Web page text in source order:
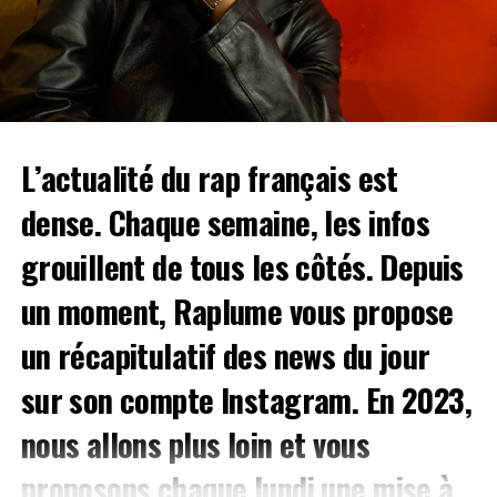
manque, entendre ta voix
me manque, te faire
l’amour me manque »
5 – Jazir x Chanje : Parle moi de love
Récente découverte du côté deRaplume,Chanjenous
JeuneCrack, PLK, ZKR, Doums, Meryl, Khali,
Benjamin Epps, J9ueve, Rounhaa, Luther
BabySolo33. Une très longue liste en simplement deux
jours, les Paradis Artificiels vous donnent rendez-vous à
laHalle des Glisses du 2 au 3 juin. Réservez vite vos
VYV Festival – Dijon (du 9 au 11 juin)
On
L’actualité du rap français est
dense. Chaque semaine, les infos
grouillent de tous les côtés. Depuis
un moment, Raplume vous propose
un récapitulatif des news du jour
sur soncompte Instagram. En 2023,
nous allons plus loin et vous